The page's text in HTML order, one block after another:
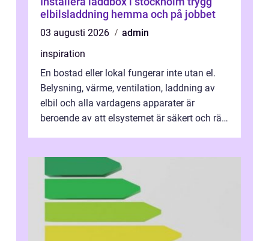
elbilsladdning hemma och på jobbet
03 augusti 2026
admin
inspiration
En bostad eller lokal fungerar inte utan el.
Belysning, värme, ventilation, laddning av
elbil och alla vardagens apparater är
beroende av att elsystemet är säkert och rätt